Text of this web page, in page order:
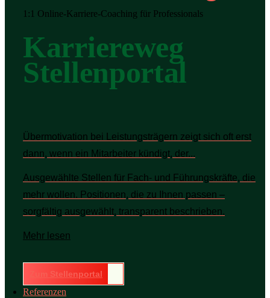
1:1 Online-Karriere-Coaching für Professionals
Karriereweg
Stellenportal
Übermotivation bei Leistungsträgern zeigt sich oft erst
dann, wenn ein Mitarbeiter kündigt, der...
Ausgewählte Stellen für Fach- und Führungskräfte, die
mehr wollen. Positionen, die zu Ihnen passen –
sorgfältig ausgewählt, transparent beschrieben.
Mehr lesen
Zum Stellenportal
Referenzen